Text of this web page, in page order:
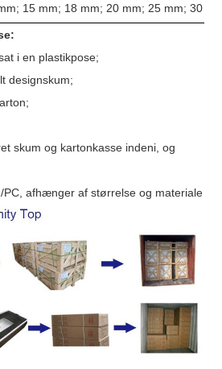
15 mm; 18 mm; 20 mm; 25 mm; 30
i en plastikpose;
designskum;
skum og kartonkasse indeni, og
afhænger af størrelse og materiale